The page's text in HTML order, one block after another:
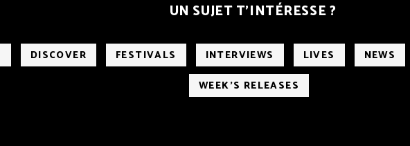
UN SUJET T’INTÉRESSE ?
DISCOVER FESTIVALS INTERVIEWS LIVES NEWS
WEEK'S RELEASES